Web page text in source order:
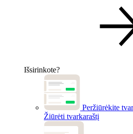
Išsirinkote?
Peržiūrėkite
Žiūrėti tvarkaraštį